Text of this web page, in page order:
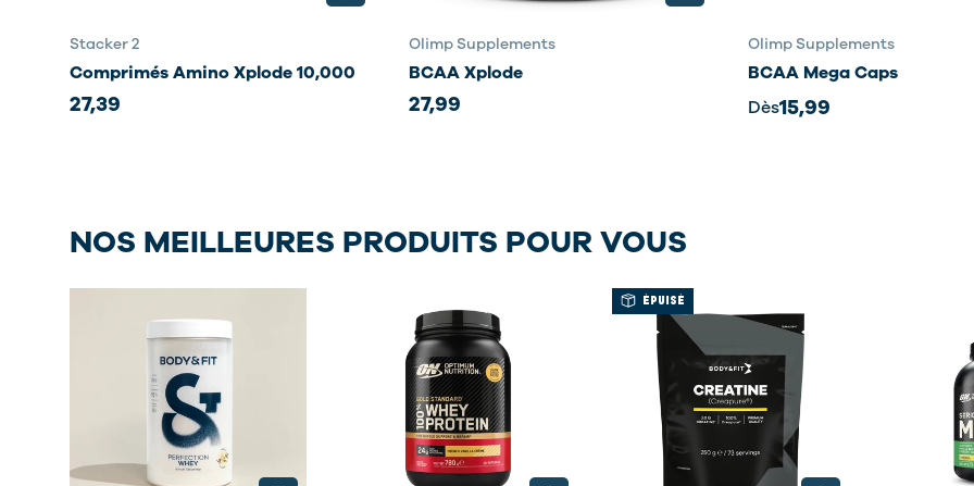
Stacker 2
Comprimés Amino Xplode 10,000
27,39
Olimp Supplements
BCAA Xplode
27,99
Olimp Supplements
BCAA Mega Caps
Dès15,99
NOS MEILLEURES PRODUITS POUR VOUS
ÉPUISÉ